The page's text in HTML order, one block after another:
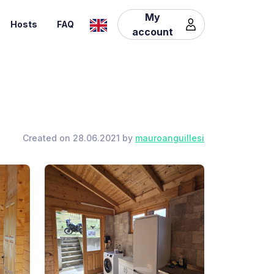
Hosts FAQ
My
account
Created on 28.06.2021 by mauroanguillesi